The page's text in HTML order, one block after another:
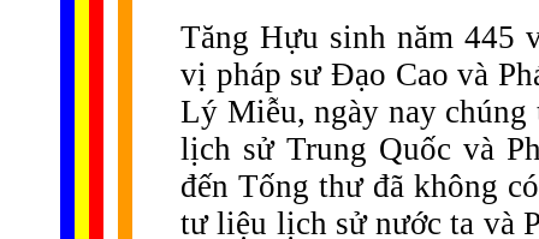
Tăng Hựu sinh năm 445
vị pháp sư Đạo Cao và
Lý Miễu, ngày nay
lịch sử Trung Quốc và
đến Tống thư đã không
tư liệu lịch sử nước ta và